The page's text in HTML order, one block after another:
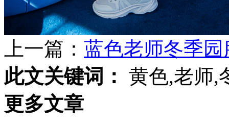
上一篇： 蓝色老师冬季园
此文关键词： 黄色,老师,
更多文章